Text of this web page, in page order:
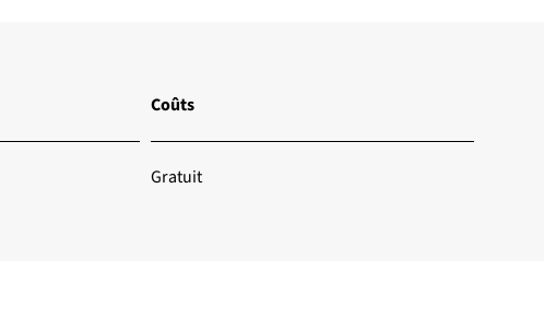
Coûts
Gratuit